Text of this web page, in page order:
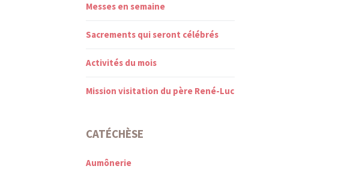
Messes en semaine
Sacrements qui seront célébrés
Activités du mois
Mission visitation du père René-Luc
CATÉCHÈSE
Aumônerie